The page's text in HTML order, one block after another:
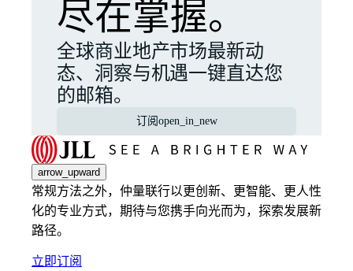
尽在掌握。
全球商业地产市场最新动
态、洞察与机遇一键直达您
的邮箱。
订阅 open_in_new
arrow_upward
常规方法之外，仲量联行以更创新、更智能、更人性
化的专业方式，期待与您携手向光而为，探索发展新
路径。
立即订阅